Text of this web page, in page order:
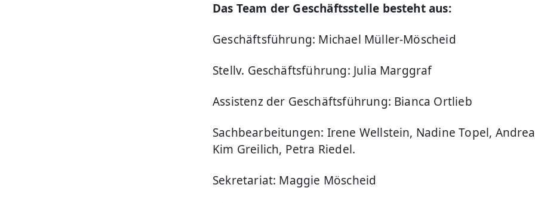
Das Team der Geschäftsstelle besteht aus:
Geschäftsführung: Michael Müller-Möscheid
Stellv. Geschäftsführung: Julia Marggraf
Assistenz der Geschäftsführung: Bianca Ortlieb
Sachbearbeitungen: Irene Wellstein, Nadine Topel,
Kim Greilich, Petra Riedel.
Sekretariat: Maggie Möscheid